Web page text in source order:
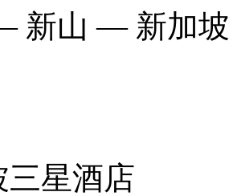
新山 — 新加坡
三星酒店